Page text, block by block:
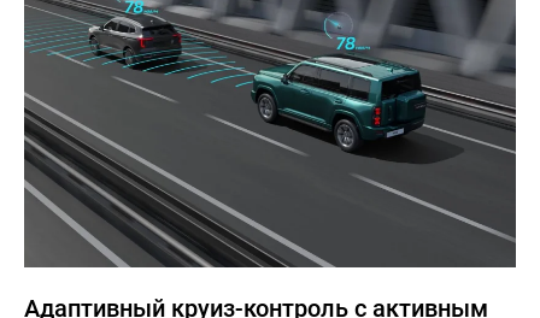
Адаптивный круиз-контроль с активным